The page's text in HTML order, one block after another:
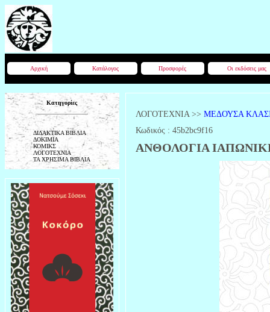
Αρχική Κατάλογος Προσφορές Οι εκδόσεις μας
Κατηγορίες
ΔΙΔΑΚΤΙΚΑ ΒΙΒΛΙΑ
ΔΟΚΙΜΙΑ
ΚΟΜΙΚΣ
ΛΟΓΟΤΕΧΝΙΑ
ΤΑ ΧΡΗΣΙΜΑ ΒΙΒΛΙΑ
ΛΟΓΟΤΕΧΝΙΑ >> ΜΕΔΟΥΣΑ
Κωδικός : 45b2bc9f16
ΑΝΘΟΛΟΓΙΑ